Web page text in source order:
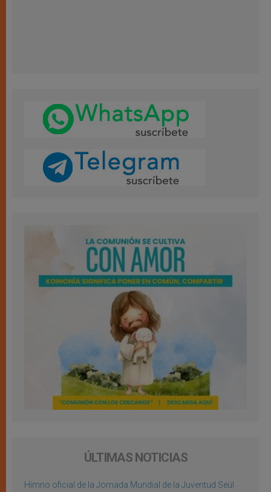
ÚLTIMAS NOTICIAS
Himno oficial de la Jornada Mundial de la Juventud Seúl